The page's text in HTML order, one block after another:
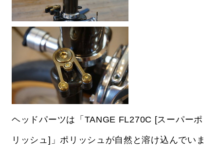
ヘッドパーツは「TANGE FL270C [スーパーポ
リッシュ]」ポリッシュが自然と溶け込んでいま